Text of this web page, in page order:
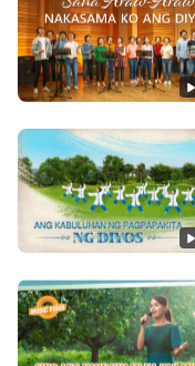
mamahalin mo
Ⅱ
Balang araw
maaari kang
at magdalamhati
nguni't ang pag-
ay 'di magbabago.